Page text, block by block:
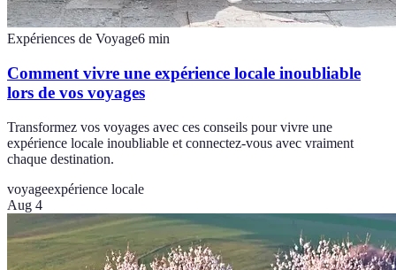
Expériences de Voyage6 min
Comment vivre une expérience locale inoubliable
lors de vos voyages
Transformez vos voyages avec ces conseils pour vivre une
expérience locale inoubliable et connectez-vous avec vraiment
chaque destination.
voyageexpérience locale
Aug 4